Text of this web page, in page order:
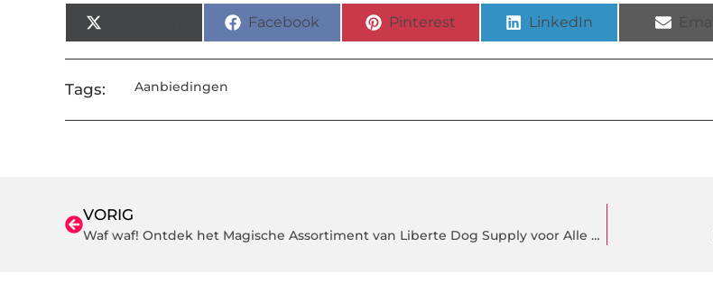
Facebook Pinterest LinkedIn
Tags: Aanbiedingen
VORIG
Waf waf! Ontdek het Magische Assortiment van Liberte Dog Supply voor Alle Huisdieren!